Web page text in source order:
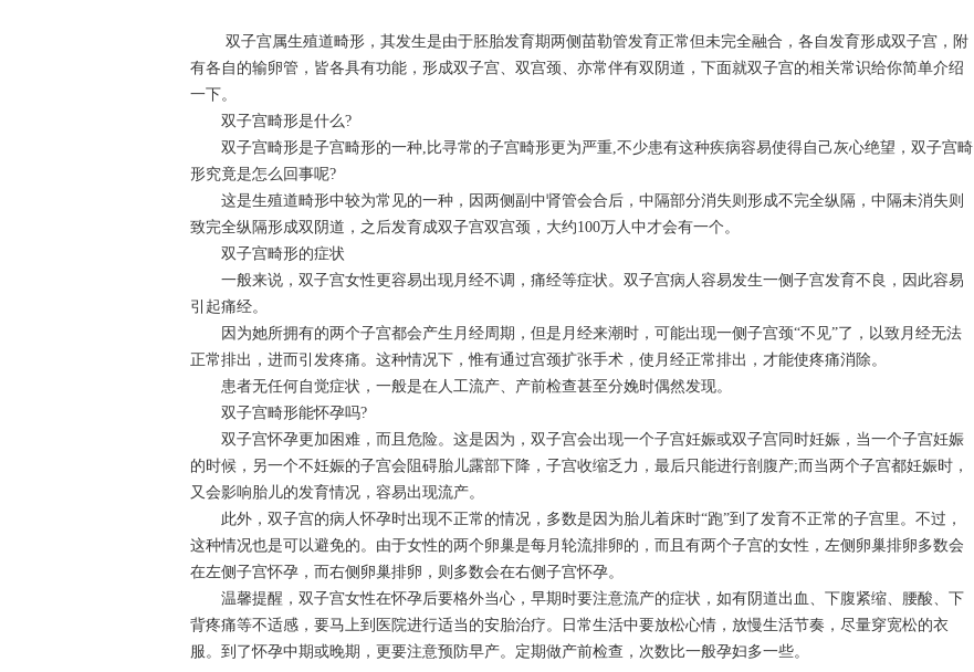
双子宫属生殖道畸形，其发生是由于胚胎发育期两侧苗勒管发育正常但未完全融合，各自发育形成双子宫，附
有各自的输卵管，皆各具有功能，形成双子宫、双宫颈、亦常伴有双阴道，下面就双子宫的相关常识给你简单介绍
一下。
双子宫畸形是什么?
双子宫畸形是子宫畸形的一种,比寻常的子宫畸形更为严重,不少患有这种疾病容易使得自己灰心绝望，双子宫畸
形究竟是怎么回事呢?
这是生殖道畸形中较为常见的一种，因两侧副中肾管会合后，中隔部分消失则形成不完全纵隔，中隔未消失则
致完全纵隔形成双阴道，之后发育成双子宫双宫颈，大约100万人中才会有一个。
双子宫畸形的症状
一般来说，双子宫女性更容易出现月经不调，痛经等症状。双子宫病人容易发生一侧子宫发育不良，因此容易
引起痛经。
因为她所拥有的两个子宫都会产生月经周期，但是月经来潮时，可能出现一侧子宫颈“不见”了，以致月经无法
正常排出，进而引发疼痛。这种情况下，惟有通过宫颈扩张手术，使月经正常排出，才能使疼痛消除。
患者无任何自觉症状，一般是在人工流产、产前检查甚至分娩时偶然发现。
双子宫畸形能怀孕吗?
双子宫怀孕更加困难，而且危险。这是因为，双子宫会出现一个子宫妊娠或双子宫同时妊娠，当一个子宫妊娠
的时候，另一个不妊娠的子宫会阻碍胎儿露部下降，子宫收缩乏力，最后只能进行剖腹产;而当两个子宫都妊娠时，
又会影响胎儿的发育情况，容易出现流产。
此外，双子宫的病人怀孕时出现不正常的情况，多数是因为胎儿着床时“跑”到了发育不正常的子宫里。不过，
这种情况也是可以避免的。由于女性的两个卵巢是每月轮流排卵的，而且有两个子宫的女性，左侧卵巢排卵多数会
在左侧子宫怀孕，而右侧卵巢排卵，则多数会在右侧子宫怀孕。
温馨提醒，双子宫女性在怀孕后要格外当心，早期时要注意流产的症状，如有阴道出血、下腹紧缩、腰酸、下
背疼痛等不适感，要马上到医院进行适当的安胎治疗。日常生活中要放松心情，放慢生活节奏，尽量穿宽松的衣
服。到了怀孕中期或晚期，更要注意预防早产。定期做产前检查，次数比一般孕妇多一些。